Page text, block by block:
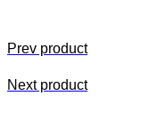
Prev product
Next product